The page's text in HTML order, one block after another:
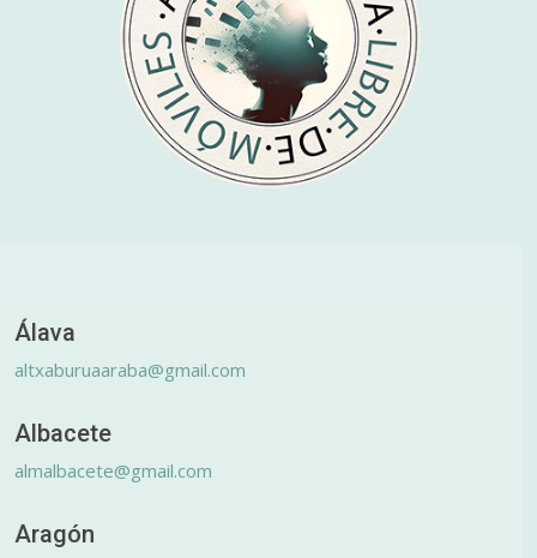
Álava
altxaburuaaraba@gmail.com
Albacete
almalbacete@gmail.com
Aragón